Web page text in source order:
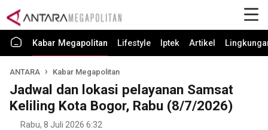
Kabar Megapolitan Lifestyle Iptek Artikel
ANTARA Kabar Megapolitan
Jadwal dan lokasi pelayanan Samsat
Keliling Kota Bogor, Rabu (8/7/2026)
Rabu, 8 Juli 2026 6:32